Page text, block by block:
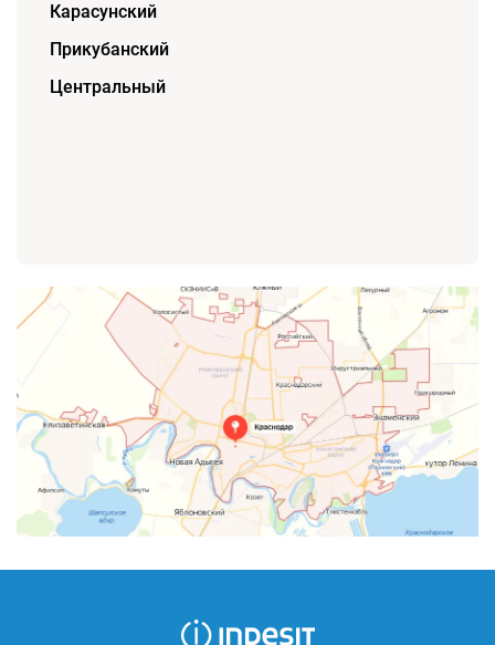
Карасунский
Прикубанский
Центральный